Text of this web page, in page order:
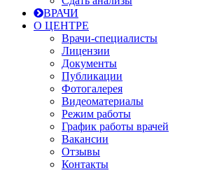
ВРАЧИ
О ЦЕНТРЕ
Врачи-специалисты
Лицензии
Документы
Публикации
Фотогалерея
Видеоматериалы
Режим работы
График работы врачей
Вакансии
Отзывы
Контакты